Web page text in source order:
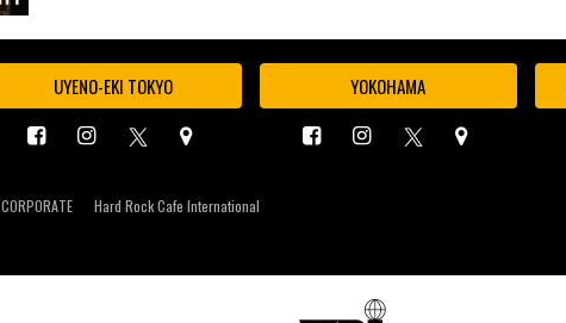
UYENO-EKI TOKYO YOKOHAMA
CORPORATE Hard Rock Cafe International